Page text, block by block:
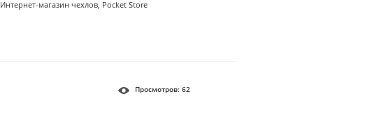
Интернет-магазин чехлов, Pocket Store
Просмотров: 62